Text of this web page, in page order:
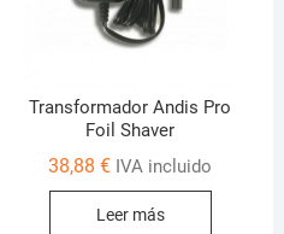
Transformador Andis Pro
Foil Shaver
38,88€ IVA incluido
Leer más